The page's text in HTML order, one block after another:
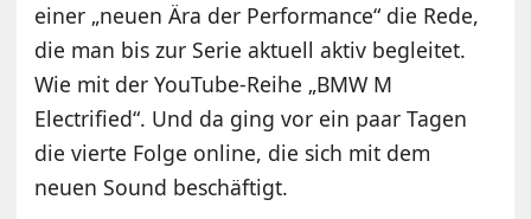
einer „neuen Ära der Performance“ die Rede,
die man bis zur Serie aktuell aktiv begleitet.
Wie mit der YouTube-Reihe „BMW M
Electrified“. Und da ging vor ein paar Tagen
die vierte Folge online, die sich mit dem
neuen Sound beschäftigt.